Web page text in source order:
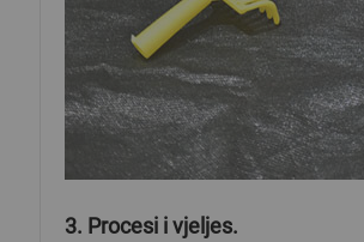
3. Procesi i vjeljes.